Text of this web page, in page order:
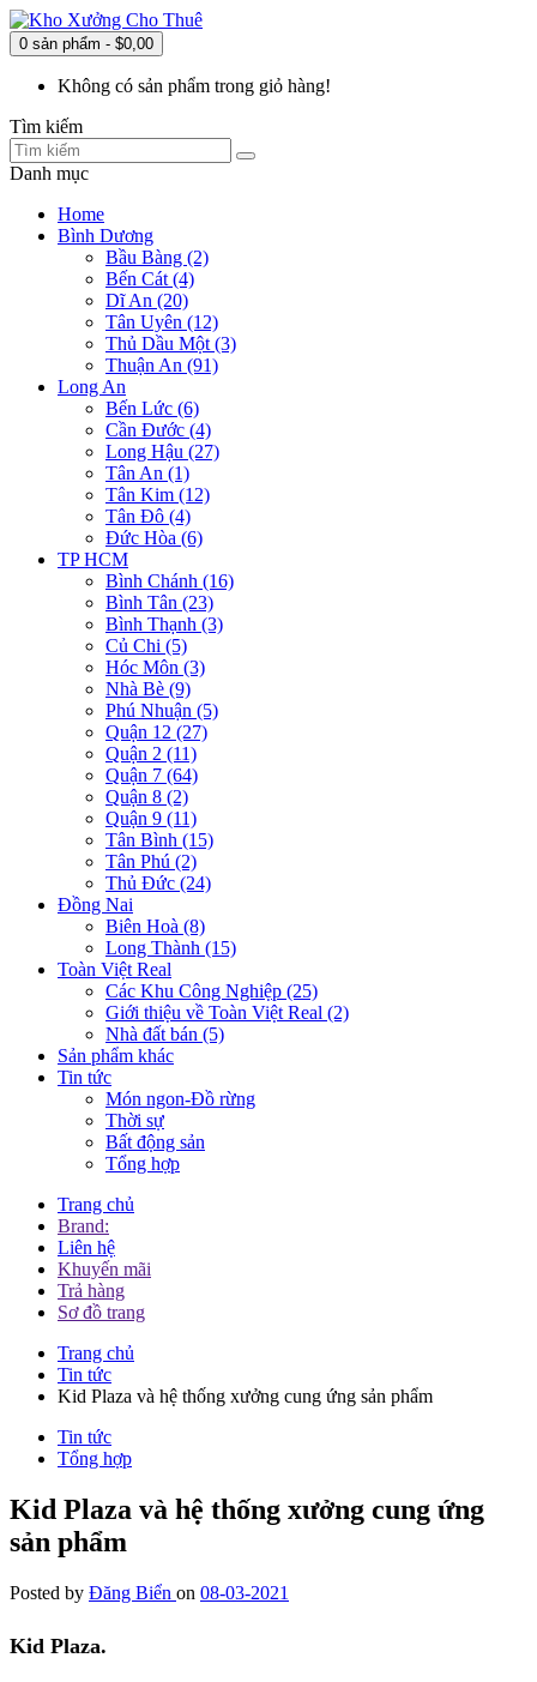
0 sản phẩm - $0,00
Không có sản phẩm trong giỏ hàng!
Tìm kiếm
Danh mục
Home
Bình Dương
Bầu Bàng (2)
Bến Cát (4)
Dĩ An (20)
Tân Uyên (12)
Thủ Dầu Một (3)
Thuận An (91)
Long An
Bến Lức (6)
Cần Đước (4)
Long Hậu (27)
Tân An (1)
Tân Kim (12)
Tân Đô (4)
Đức Hòa (6)
TP HCM
Bình Chánh (16)
Bình Tân (23)
Bình Thạnh (3)
Củ Chi (5)
Hóc Môn (3)
Nhà Bè (9)
Phú Nhuận (5)
Quận 12 (27)
Quận 2 (11)
Quận 7 (64)
Quận 8 (2)
Quận 9 (11)
Tân Bình (15)
Tân Phú (2)
Thủ Đức (24)
Đồng Nai
Biên Hoà (8)
Long Thành (15)
Toàn Việt Real
Các Khu Công Nghiệp (25)
Giới thiệu về Toàn Việt Real (2)
Nhà đất bán (5)
Sản phẩm khác
Tin tức
Món ngon-Đồ rừng
Thời sự
Bất động sản
Tổng hợp
Trang chủ
Brand:
Liên hệ
Khuyến mãi
Trả hàng
Sơ đồ trang
Trang chủ
Tin tức
Kid Plaza và hệ thống xưởng cung ứng sản phẩm
Tin tức
Tổng hợp
Kid Plaza và hệ thống xưởng cung ứng
sản phẩm
Posted by Đăng Biển on 08-03-2021
Kid Plaza.